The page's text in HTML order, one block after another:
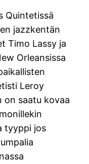
Quintetissä
jazzkentän
Timo Lassy ja
Orleansissa
Leroy
on saatu kovaa
tyyppi jos